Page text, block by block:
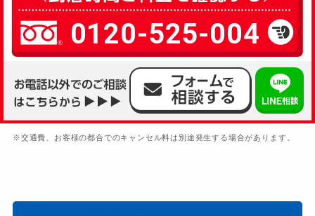
0120-525-004
※交通費、お客様の都合でのキャンセル料は別途発生する場合があります。